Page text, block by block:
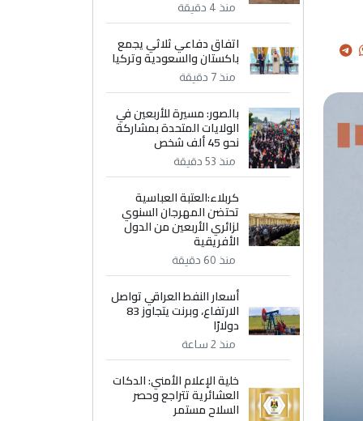
منذ 4 دقيقة
اتفاق دفاعي ثلاثي يجمع
باكستان والسعودية وتركيا
منذ 7 دقيقة
بالصور: مسيرة للأربعين في
الولايات المتحدة بمشاركة
نحو 45 ألف شخص
منذ 53 دقيقة
كربلاء:العتبة العباسية
تحتضن المهرجان السنوي
لزائري الأربعين من الدول
الأفريقية
منذ 60 دقيقة
أسعار النفط العراقي تواصل
الارتفاع، وبرنت يتجاوز 83
دولارًا
منذ 2 ساعة
خلية الإعلام الأمني: الدكات
العشائرية تتراجع وحصر
السلاح مستمر